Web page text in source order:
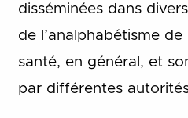
disséminées dans
de l’analphabétisme
santé, en général, et
par différentes